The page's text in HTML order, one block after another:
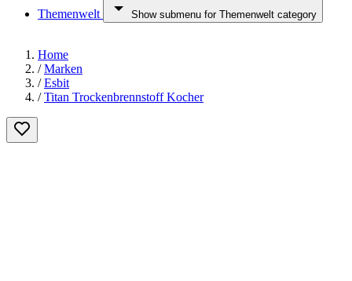
Themenwelt Show submenu for Themenwelt category
Home
/ Marken
/ Esbit
/ Titan Trockenbrennstoff Kocher